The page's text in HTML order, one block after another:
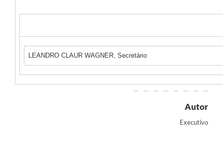
LEANDRO CLAUR WAGNER, Secretário
Autor
Executivo